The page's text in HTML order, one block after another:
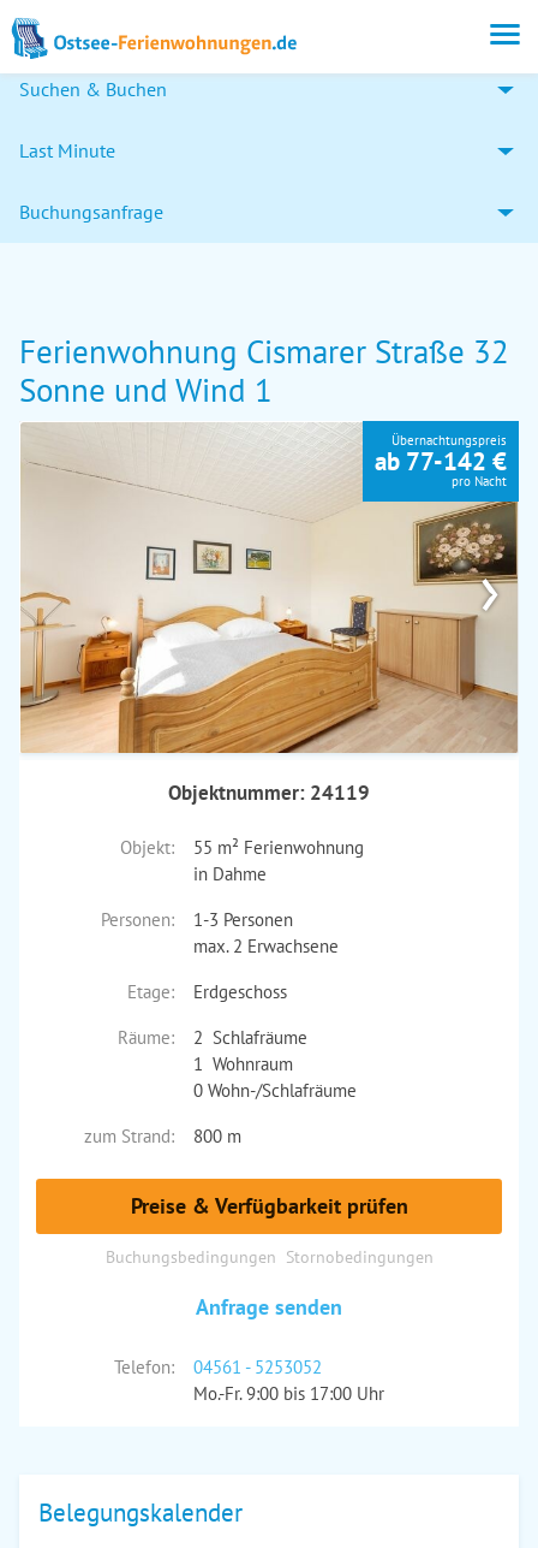
Suchen & Buchen
Last Minute
Buchungsanfrage
Ferienwohnung Cismarer Straße 32
Sonne und Wind 1
›
Übernachtungspreis
ab 77-142 €
pro Nacht
Objektnummer: 24119
Objekt:
55 m² Ferienwohnung
in Dahme
Personen:
1-3 Personen
max. 2 Erwachsene
Etage:
Erdgeschoss
Räume:
2 Schlafräume
1 Wohnraum
0 Wohn-/Schlafräume
zum Strand:
800 m
Preise & Verfügbarkeit prüfen
Buchungsbedingungen Stornobedingungen
Anfrage senden
Telefon:
04561 - 5253052
Mo.-Fr. 9:00 bis 17:00 Uhr
Belegungskalender